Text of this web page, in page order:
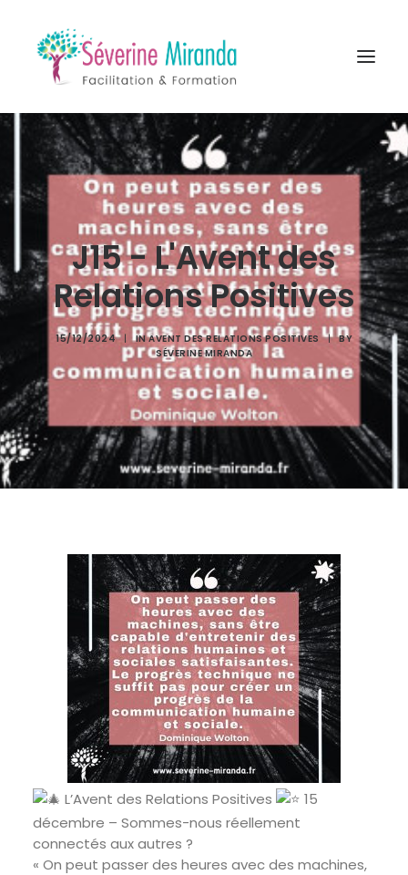
A propos
Formations
Accompagnement
Ressources
Contact
J15 - L'Avent des
Relations Positives
15/12/2024 | INAVENT DES RELATIONS POSITIVES | BY
SÉVERINE MIRANDA
L’Avent des Relations Positives
15
décembre – Sommes-nous réellement
connectés aux autres ?
« On peut passer des heures avec des machines,